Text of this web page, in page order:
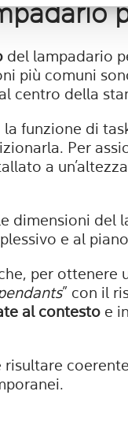
del lampadario
più comuni
centro della
funzione di
Per
a
del
e al
per ottenere
” con il
al contesto e
risultare